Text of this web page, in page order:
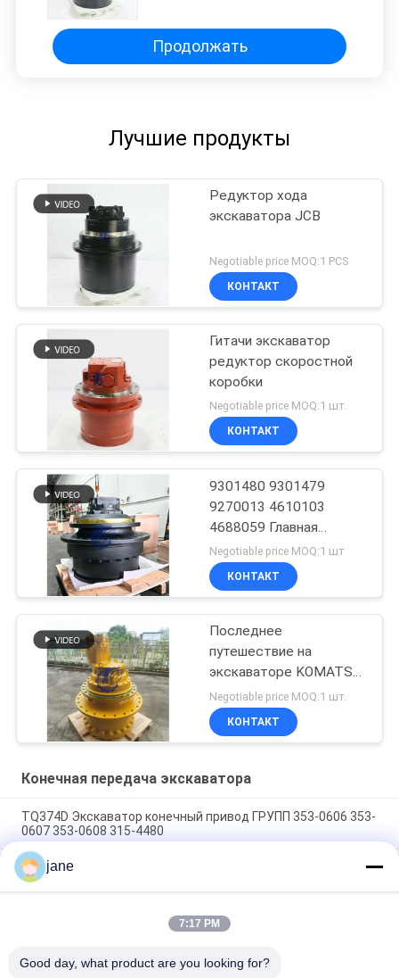
Liebherr R906 R916 R906LC
Продолжать
Лучшие продукты
Редуктор хода
экскаватора JCB
Negotiable price MOQ:1 PCS
КОНТАКТ
Гитачи экскаватор
редуктор скоростной
коробки
Negotiable price MOQ:1 шт.
КОНТАКТ
9301480 9301479
9270013 4610103
4688059 Главная
передача в сборе
Negotiable price MOQ:1 шт
КОНТАКТ
Последнее
путешествие на
экскаваторе KOMATSU
WA100-5
Negotiable price MOQ:1 шт.
КОНТАКТ
Конечная передача экскаватора
TQ374D Экскаватор конечный привод ГРУПП 353-0606 353-
0607 353-0608 315-4480
353-0528 333-3036 Экскаватор конечный привод
двигатель гидравлический фит TQ345D TQ349D
Гидравлический конечный двигатель Danfoss BMVT41
может быть адаптирован к 5 ~ 6-тонным ползучим
jane
7:17 PM
Good day, what product are you looking for?